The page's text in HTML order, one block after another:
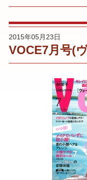
2015年05月23日
VOCE7月号(